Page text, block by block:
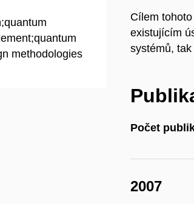
methodologies
Cílem
existujícím
systémů,
Počet
2007